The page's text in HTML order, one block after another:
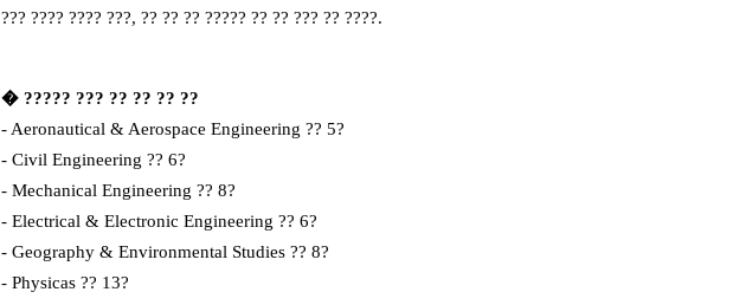
??? ???? ???? ???, ?? ?? ?? ????? ?? ?? ??? ?? ????.
� ????? ??? ?? ?? ?? ??
- Aeronautical & Aerospace Engineering ?? 5?
- Civil Engineering ?? 6?
- Mechanical Engineering ?? 8?
- Electrical & Electronic Engineering ?? 6?
- Geography & Environmental Studies ?? 8?
- Physicas ?? 13?